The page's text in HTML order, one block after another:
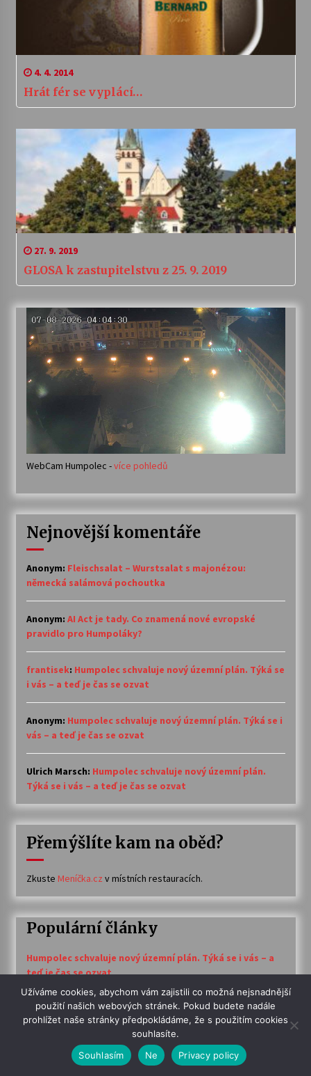
4. 4. 2014
Hrát fér se vyplácí…
27. 9. 2019
GLOSA k zastupitelstvu z 25. 9. 2019
WebCam Humpolec -více pohledů
Nejnovější komentáře
Anonym: Fleischsalat – Wurstsalat s majonézou:
německá salámová pochoutka
Anonym: AI Act je tady. Co znamená nové evropské
pravidlo pro Humpoláky?
frantisek: Humpolec schvaluje nový územní plán. Týká se
i vás – a teď je čas se ozvat
Anonym: Humpolec schvaluje nový územní plán. Týká se i
vás – a teď je čas se ozvat
Ulrich Marsch: Humpolec schvaluje nový územní plán.
Týká se i vás – a teď je čas se ozvat
Přemýšlíte kam na oběd?
Zkuste Meníčka.cz v místních restauracích.
Populární články
Humpolec schvaluje nový územní plán. Týká se i vás – a
teď je čas se ozvat
4.4k views
ÚZEMNÍ PLÁN: Město po veřejném projednání mění
přístup k přípravě. Jen na místní části zatím nedošlo
Užíváme cookies, abychom vám zajistili co možná nejsnadnější
použití našich webových stránek. Pokud budete nadále
prohlížet naše stránky předpokládáme, že s použitím cookies
souhlasíte.
Souhlasím
Ne Privacy policy